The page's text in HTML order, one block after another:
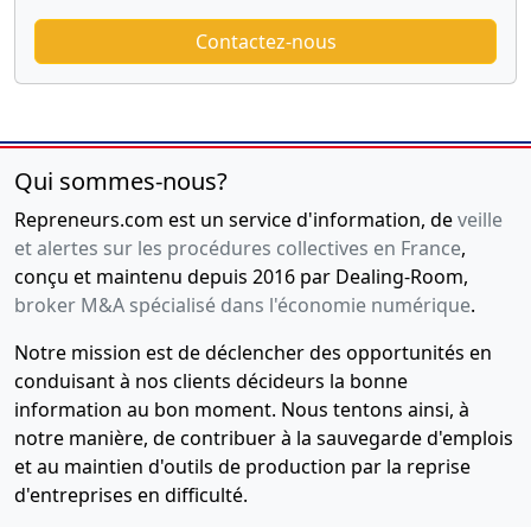
Contactez-nous
Qui sommes-nous?
Repreneurs.com est un service d'information, deveille
et alertes sur les procédures collectives en France,
conçu et maintenu depuis 2016 par Dealing-Room,
broker M&A spécialisé dans l'économie numérique.
Notre mission est de déclencher des opportunités en
conduisant à nos clients décideurs la bonne
information au bon moment. Nous tentons ainsi, à
notre manière, de contribuer à la sauvegarde d'emplois
et au maintien d'outils de production par la reprise
d'entreprises en difficulté.